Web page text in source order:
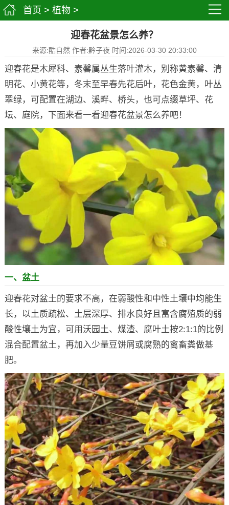
首页 > 植物 >
迎春花盆景怎么养？
来源:酷自然 作者:黔子夜 时间:2026-03-30 20:33:00
迎春花是木犀科、素馨属丛生落叶灌木，别称黄素馨、清
明花、小黄花等，冬末至早春先花后叶，花色金黄，叶丛
翠绿，可配置在湖边、溪畔、桥头，也可点缀草坪、花
坛、庭院，下面来看一看迎春花盆景怎么养吧！
一、盆土
迎春花对盆土的要求不高，在弱酸性和中性土壤中均能生
长，以土质疏松、土层深厚、排水良好且富含腐殖质的弱
酸性壤土为宜，可用沃园土、煤渣、腐叶土按2:1:1的比例
混合配置盆土，再加入少量豆饼屑或腐熟的禽畜粪做基
肥。